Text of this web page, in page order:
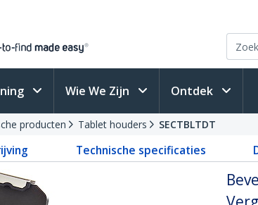
Wie We Zijn Ontdek
producten Tablet houders SECTBLTDT
Technische specificaties